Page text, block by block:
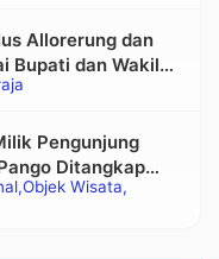
Allorerung dan
Bupati dan Wakil
Objek Wisata
Pengunjung
Ditangkap